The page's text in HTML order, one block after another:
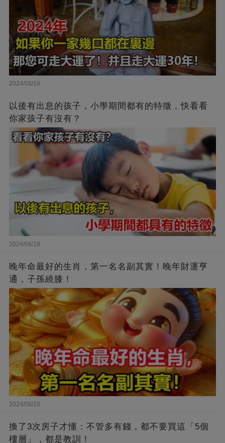
2024/08/19
以後有出息的孩子，小學期間都有的特徵，快看看
你家孩子有沒有？
2024/08/19
晚年命最好的生肖，第一名名副其實！晚年財運亨
通，子孫繞膝！
2024/08/19
換了3次房子才懂：不管多有錢，都不要買這「5個
樓層」，都是教訓！